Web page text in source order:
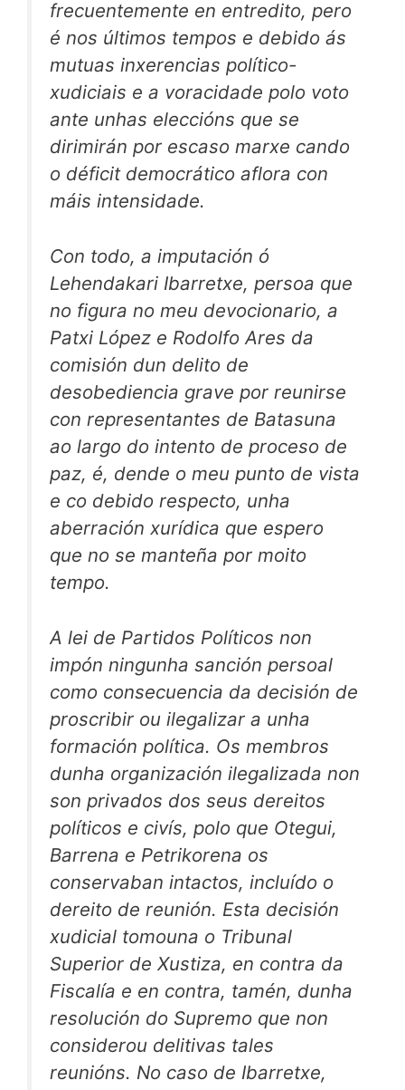
frecuentemente en entredito, pero
é nos últimos tempos e debido ás
mutuas inxerencias político-
xudiciais e a voracidade polo voto
ante unhas eleccións que se
dirimirán por escaso marxe cando
o déficit democrático aflora con
máis intensidade.
Con todo, a imputación ó
Lehendakari Ibarretxe, persoa que
no figura no meu devocionario, a
Patxi López e Rodolfo Ares da
comisión dun delito de
desobediencia grave por reunirse
con representantes de Batasuna
ao largo do intento de proceso de
paz, é, dende o meu punto de vista
e co debido respecto, unha
aberración xurídica que espero
que no se manteña por moito
tempo.
A lei de Partidos Políticos non
impón ningunha sanción persoal
como consecuencia da decisión de
proscribir ou ilegalizar a unha
formación política. Os membros
dunha organización ilegalizada non
son privados dos seus dereitos
políticos e civís, polo que Otegui,
Barrena e Petrikorena os
conservaban intactos, incluído o
dereito de reunión. Esta decisión
xudicial tomouna o Tribunal
Superior de Xustiza, en contra da
Fiscalía e en contra, tamén, dunha
resolución do Supremo que non
considerou delitivas tales
reunións. No caso de Ibarretxe,